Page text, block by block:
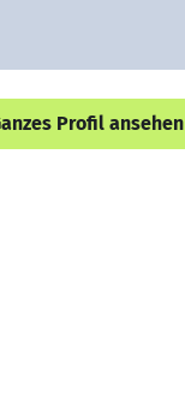
Profil ansehen